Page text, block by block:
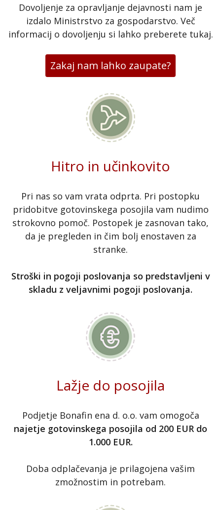
Dovoljenje za opravljanje dejavnosti nam je
izdalo Ministrstvo za gospodarstvo. Več
informacij o dovoljenju si lahko preberete tukaj.
Zakaj nam lahko zaupate?
Hitro in učinkovito
Pri nas so vam vrata odprta. Pri postopku
pridobitve gotovinskega posojila vam nudimo
strokovno pomoč. Postopek je zasnovan tako,
da je pregleden in čim bolj enostaven za
stranke.
Stroški in pogoji poslovanja so predstavljeni v
skladu z veljavnimi pogoji poslovanja.
Lažje do posojila
Podjetje Bonafin ena d. o.o. vam omogoča
najetje gotovinskega posojila od 200 EUR do
1.000 EUR.
Doba odplačevanja je prilagojena vašim
zmožnostim in potrebam.